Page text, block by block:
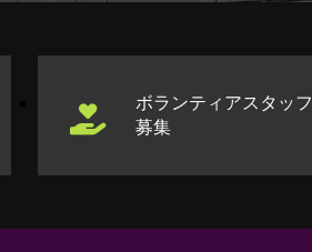
ボランティアスタッフ
募集